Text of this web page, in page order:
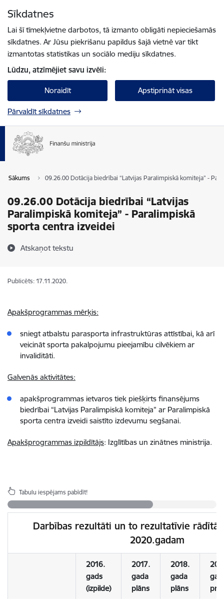
Sīkdatnes
Lai šī tīmekļvietne darbotos, tā izmanto obligāti nepieciešamās
sīkdatnes. Ar Jūsu piekrišanu papildus šajā vietnē var tikt
izmantotas statistikas un sociālo mediju sīkdatnes.
Lūdzu, atzīmējiet savu izvēli:
Noraidīt Apstiprināt visas
Pārvaldīt sīkdatnes
Sākums 09.26.00 Dotācija biedrībai “Latvijas Paralimpiskā komiteja” -
09.26.00 Dotācija biedrībai “Latvijas
Paralimpiskā komiteja” - Paralimpiskā
sporta centra izveidei
Atskaņot tekstu
Publicēts: 17.11.2020.
Apakšprogrammas mērķis:
sniegt atbalstu parasporta infrastruktūras attīstībai, kā arī
veicināt sporta pakalpojumu pieejamību cilvēkiem ar
invaliditāti.
Galvenās aktivitātes:
apakšprogrammas ietvaros tiek piešķirts finansējums
biedrībai “Latvijas Paralimpiskā komiteja” ar Paralimpiskā
sporta centra izveidi saistīto izdevumu segšanai.
Apakšprogrammas izpildītājs: Izglītības un zinātnes ministrija.
Tabulu iespējams pabīdīt!
Darbības rezultāti un to rezultatīvie
2020.gadam
2016.
gads
(izpilde)
2017.
gada
plāns
2018.
gada
plāns